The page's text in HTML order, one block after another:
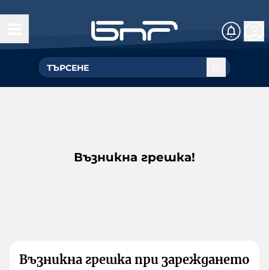
Възникна грешка!
Възникна грешка при зареждането